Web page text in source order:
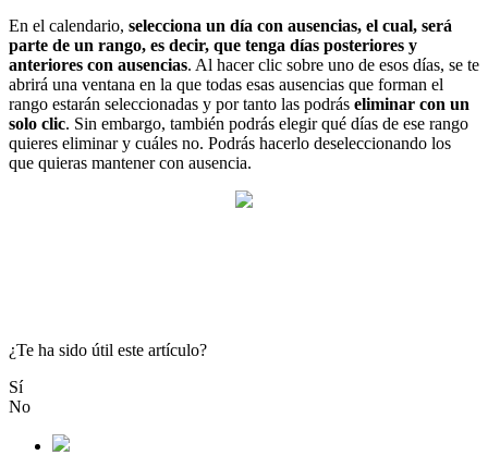
En el calendario, selecciona un día con ausencias, el cual, será
parte de un rango, es decir, que tenga días posteriores y
anteriores con ausencias. Al hacer clic sobre uno de esos días, se te
abrirá una ventana en la que todas esas ausencias que forman el
rango estarán seleccionadas y por tanto las podrás eliminar con un
solo clic. Sin embargo, también podrás elegir qué días de ese rango
quieres eliminar y cuáles no. Podrás hacerlo deseleccionando los
que quieras mantener con ausencia.
¿Te ha sido útil este artículo?
Sí
No